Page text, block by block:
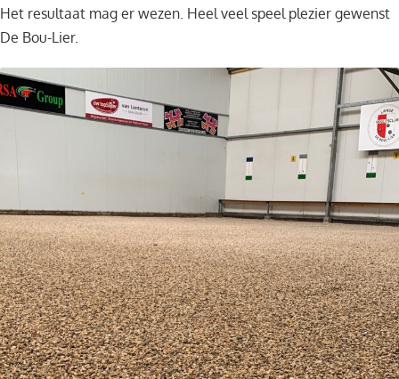
Het resultaat mag er wezen. Heel veel speel plezier gewenst
De Bou-Lier.